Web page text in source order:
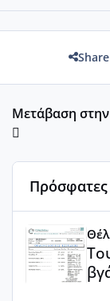
Share
Μετάβαση